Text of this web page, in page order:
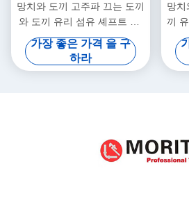
망치와 도끼 고주파 끄는 도끼
와 도끼 유리 섬유 셰프트 BS
2945
가장 좋은 가격 을 구
하라
망치
끼